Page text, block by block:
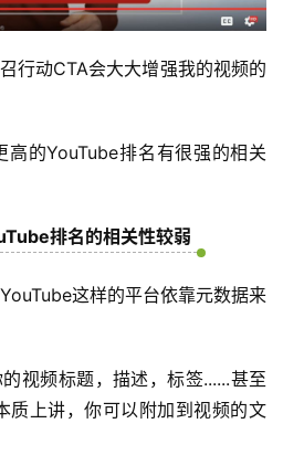
行动CTA会大大增强我的视频的
高的YouTube排名有很强的相关
排名的相关性较弱
这样的平台依靠元数据来
视频标题，描述，标签......甚至
质上讲，你可以附加到视频的文